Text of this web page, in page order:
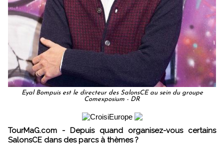
Eyal Bompuis est le directeur des SalonsCE au sein du groupe
Comexposium - DR
TourMaG.com - Depuis quand organisez-vous certains
SalonsCE dans des parcs à thèmes ?